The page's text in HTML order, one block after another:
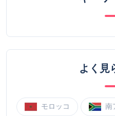
よく見
モロッコ 南